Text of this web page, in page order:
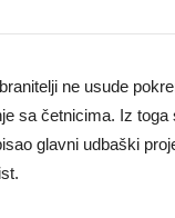
ne usude
sa četnicima. Iz toga
glavni udbaški